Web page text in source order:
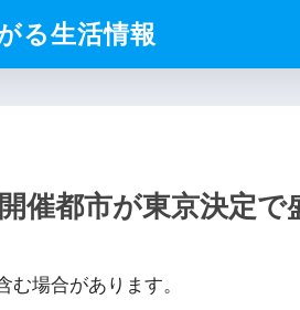
る生活情報
催都市が東京決定で
む場合があります。